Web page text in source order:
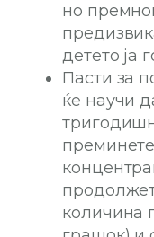
но
детето ја
Пасти за
ќе научи
количина